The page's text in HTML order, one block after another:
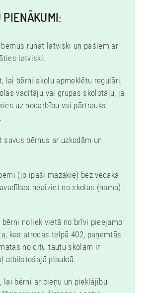
runāt latviski un pašiem ar
latviski.
lai bērni skolu apmeklētu regulāri,
vadītāju vai grupas skolotāju, ja
uz nodarbību vai pārtrauks
savus bērnus ar uzkodām un
(jo īpaši mazākie) bez vecāka
neaiziet no skolas (nama)
bērni noliek vietā no brīvi pieejamo
kas atrodas telpā 402, paņemtās
no citu tautu skolām ir
atbilstošajā plauktā.
lai bērni ar cieņu un pieklājību